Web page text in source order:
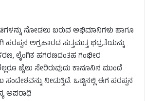
ನೋಡಲು ಬರುವ ಅಭಿಮಾನಿಗಳು ಹಾಗೂ
ಅಗ್ರಹಾರದ ಸುತ್ತಮುತ್ತ ಭದ್ರತೆಯನ್ನು
ಲೈಂಗಿಕ ಹಗರಣದಂತಹ ಗಂಭೀರ
ಜೈಲು ಸೇರಿರುವುದು ಕಾನೂನಿನ ಮುಂದೆ
ನೀಡುತ್ತಿದೆ. ಒಟ್ಟಿನಲ್ಲಿ ಈಗ ಪರಪ್ಪನ
ಅಪರಾಧಿ